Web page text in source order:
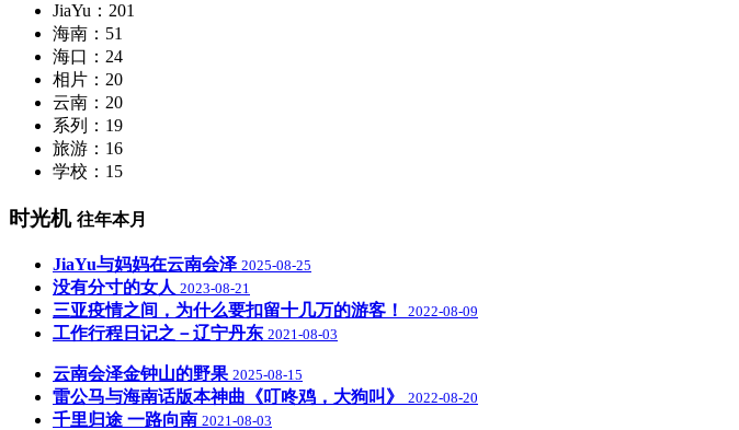
JiaYu：201
海南：51
海口：24
相片：20
云南：20
系列：19
旅游：16
学校：15
时光机 往年本月
JiaYu与妈妈在云南会泽 2025-08-25
没有分寸的女人 2023-08-21
三亚疫情之间，为什么要扣留十几万的游客！ 2022-08-09
工作行程日记之－辽宁丹东 2021-08-03
云南会泽金钟山的野果 2025-08-15
雷公马与海南话版本神曲《叮咚鸡，大狗叫》 2022-08-20
千里归途 一路向南 2021-08-03